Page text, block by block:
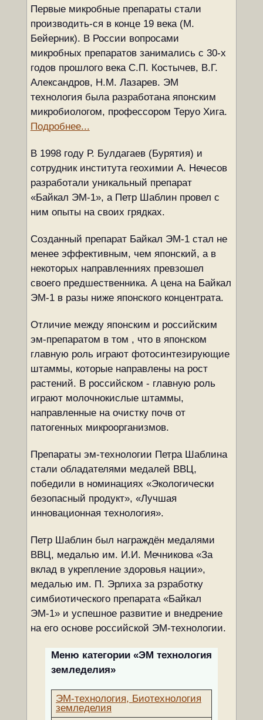
Первые микробные препараты стали
производить-ся в конце 19 века (М.
Бейерник). В России вопросами
микробных препаратов занимались с 30-х
годов прошлого века С.П. Костычев, В.Г.
Александров, Н.М. Лазарев. ЭМ
технология была разработана японским
микробиологом, профессором Теруо Хига.
Подробнее...
В 1998 году Р. Булдагаев (Бурятия) и
сотрудник института геохимии А. Нечесов
разработали уникальный препарат
«Байкал ЭМ-1», а Петр Шаблин провел с
ним опыты на своих грядках.
Созданный препарат Байкал ЭМ-1 стал не
менее эффективным, чем японский, а в
некоторых направленниях превзошел
своего предшественника. А цена на Байкал
ЭМ-1 в разы ниже японского концентрата.
Отличие между японским и российским
эм-препаратом в том , что в японском
главную роль играют фотосинтезирующие
штаммы, которые направлены на рост
растений. В российском - главную роль
играют молочнокислые штаммы,
направленные на очистку почв от
патогенных микроорганизмов.
Препараты эм-технологии Петра Шаблина
стали обладателями медалей ВВЦ,
победили в номинациях «Экологически
безопасный продукт», «Лучшая
инновационная технология».
Петр Шаблин был награждён медалями
ВВЦ, медалью им. И.И. Мечникова «За
вклад в укрепление здоровья нации»,
медалью им. П. Эрлиха за рзработку
симбиотического препарата «Байкал
ЭМ-1» и успешное развитие и внедрение
на его основе российской ЭМ-технологии.
Меню категории «ЭМ технология
земледелия»
ЭМ-технология, Биотехнология
земледелия